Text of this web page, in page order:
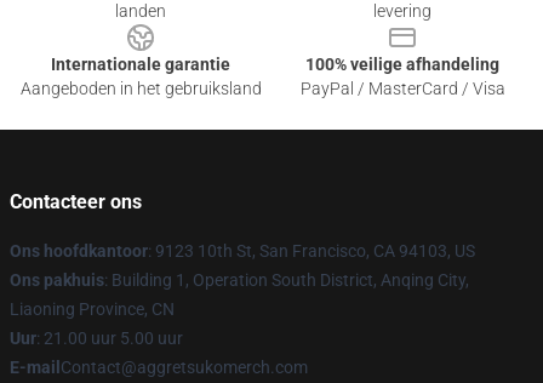
landen
levering
Internationale garantie
Aangeboden in het gebruiksland
100% veilige afhandeling
PayPal / MasterCard / Visa
Contacteer ons
Ons hoofdkantoor: 9123 10th St, San Francisco, CA 94103, US
Ons pakhuis: Building 1, Operation South District, Anqing City,
Liaoning Province, CN
Uur: 21.00 uur 5.00 uur
E-mail Contact@aggretsukomerch.com